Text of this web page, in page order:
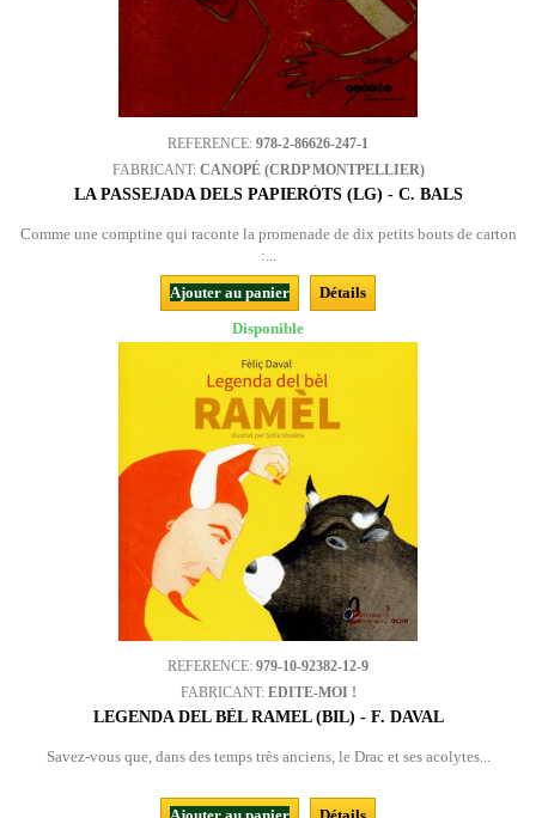
REFERENCE: 978-2-86626-247-1
FABRICANT: CANOPÉ (CRDP MONTPELLIER)
LA PASSEJADA DELS PAPIERÒTS (LG) - C. BALS
Comme une comptine qui raconte la promenade de dix petits bouts de carton
:...
Ajouter au panier
Détails
Disponible
REFERENCE: 979-10-92382-12-9
FABRICANT: EDITE-MOI !
LEGENDA DEL BÈL RAMEL (BIL) - F. DAVAL
Savez-vous que, dans des temps très anciens, le Drac et ses acolytes...